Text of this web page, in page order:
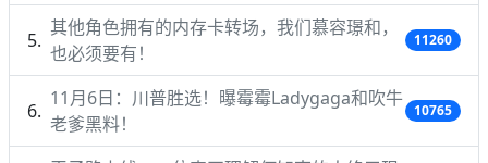
其他角色拥有的内存卡转场，我们慕容璟和，
也必须要有！
11260
11月6日：川普胜选！曝霉霉Ladygaga和吹牛
老爹黑料！
10765